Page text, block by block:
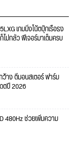
เกมมิ่งโน้ตบุ๊กเรือธง
ม่กลัว ฟีเจอร์มาเต็มครบ
ว้าง ตีมอนสเตอร์ ฟาร์ม
ตปี 2026
480Hz ช่วยเพิ่มความ